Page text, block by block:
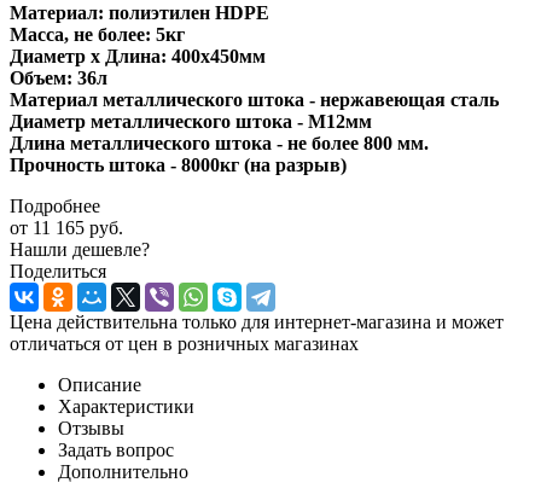
Материал: полиэтилен HDPE
Масса, не более: 5кг
Диаметр х Длина: 400х450мм
Объем: 36л
Материал металлического штока - нержавеющая сталь
Диаметр металлического штока - М12мм
Длина металлического штока - не более 800 мм.
Прочность штока - 8000кг (на разрыв)
Подробнее
от 11 165 руб.
Нашли дешевле?
Поделиться
Цена действительна только для интернет-магазина и может
отличаться от цен в розничных магазинах
Описание
Характеристики
Отзывы
Задать вопрос
Дополнительно